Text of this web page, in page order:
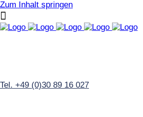
Zum Inhalt springen
Tel. +49 (0)30 89 16 027